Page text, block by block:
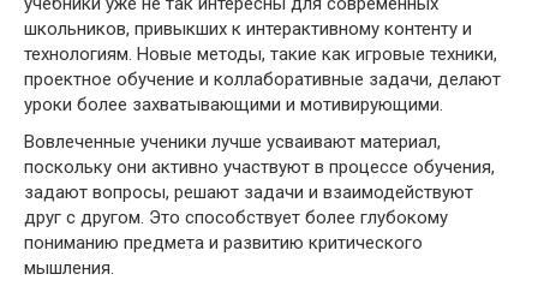
школьников, привыкших к интерактивному контенту и
технологиям. Новые методы, такие как игровые техники,
проектное обучение и коллаборативные задачи, делают
уроки более захватывающими и мотивирующими.
Вовлеченные ученики лучше усваивают материал,
поскольку они активно участвуют в процессе обучения,
задают вопросы, решают задачи и взаимодействуют
друг с другом. Это способствует более глубокому
пониманию предмета и развитию критического
мышления.